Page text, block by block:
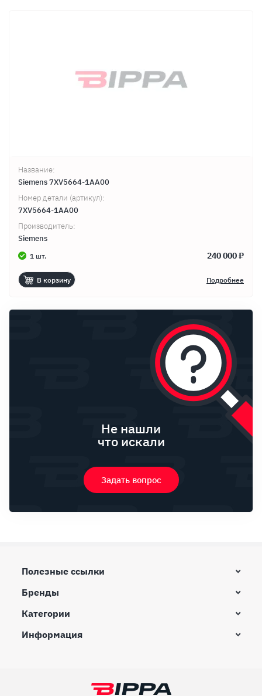
Название:
Siemens 7XV5664-1AA00
Номер детали (артикул):
7XV5664-1AA00
Производитель:
Siemens
1 шт. 240 000 ₽
В корзину Подробнее
Не нашли
что искали
Задать вопрос
Полезные ссылки
Бренды
Категории
Информация